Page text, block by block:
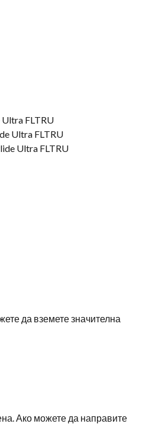
Ultra FLTRU
Ultra FLTRU
Ultra FLTRU
да вземете значителна
Ако можете да направите